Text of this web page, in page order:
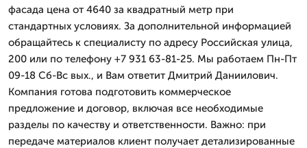
фасада цена от 4640 за квадратный метр при
стандартных условиях. За дополнительной информацией
обращайтесь к специалисту по адресу Российская улица,
200 или по телефону +7 931 63-81-25. Мы работаем Пн-Пт
09-18 Сб-Вс вых., и Вам ответит Дмитpий Даниилович.
Компания готова подготовить коммерческое
предложение и договор, включая все необходимые
разделы по качеству и ответственности. Важно: при
передаче материалов клиент получает детализированные